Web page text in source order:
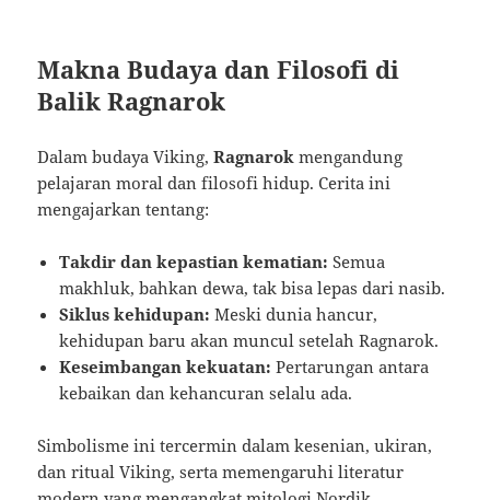
Makna Budaya dan Filosofi di
Balik Ragnarok
Dalam budaya Viking,Ragnarok mengandung
pelajaran moral dan filosofi hidup. Cerita ini
mengajarkan tentang:
Takdir dan kepastian kematian: Semua
makhluk, bahkan dewa, tak bisa lepas dari nasib.
Siklus kehidupan: Meski dunia hancur,
kehidupan baru akan muncul setelah Ragnarok.
Keseimbangan kekuatan: Pertarungan antara
kebaikan dan kehancuran selalu ada.
Simbolisme ini tercermin dalam kesenian, ukiran,
dan ritual Viking, serta memengaruhi literatur